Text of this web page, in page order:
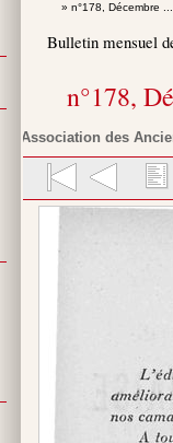
» n°178, Décembre
Bulletin mensuel
n°178,
Association des